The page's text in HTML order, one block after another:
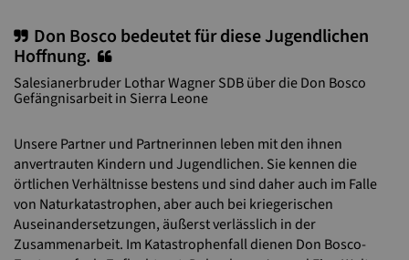
Don Bosco bedeutet für diese Jugendlichen
Hoffnung.
Salesianerbruder Lothar Wagner SDB über die Don Bosco
Gefängnisarbeit in Sierra Leone
Unsere Partner und Partnerinnen leben mit den ihnen
anvertrauten Kindern und Jugendlichen. Sie kennen die
örtlichen Verhältnisse bestens und sind daher auch im Falle
von Naturkatastrophen, aber auch bei kriegerischen
Auseinandersetzungen, äußerst verlässlich in der
Zusammenarbeit. Im Katastrophenfall dienen Don Bosco-